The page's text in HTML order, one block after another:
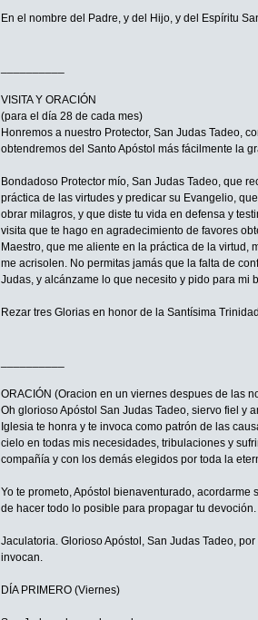
En el nombre del Padre, y del Hijo, y del Espíritu
VISITA Y ORACIÓN
(para el día 28 de cada mes)
Honremos a nuestro Protector, San Judas Tadeo,
obtendremos del Santo Apóstol más fácilmente la
Bondadoso Protector mío, San Judas Tadeo, que
práctica de las virtudes y predicar su Evangelio,
obrar milagros, y que diste tu vida en defensa y
visita que te hago en agradecimiento de favores
Maestro, que me aliente en la práctica de la
me acrisolen. No permitas jamás que la falta de
Judas, y alcánzame lo que necesito y pido para mi
Rezar tres Glorias en honor de la Santísima
ORACIÓN (Oracion en un viernes despues de las
Oh glorioso Apóstol San Judas Tadeo, siervo fiel y
Iglesia te honra y te invoca como patrón de las
cielo en todas mis necesidades, tribulaciones y
compañía y con los demás elegidos por toda la
Yo te prometo, Apóstol bienaventurado,
de hacer todo lo posible para propagar tu devoción.
Jaculatoria. Glorioso Apóstol, San Judas Tadeo,
invocan.
DÍA PRIMERO (Viernes)